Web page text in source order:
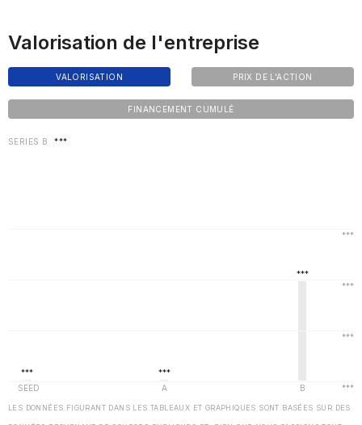
Valorisation de l'entreprise
VALORISATION PRIX DE L'ACTION
FINANCEMENT CUMULÉ
SERIES B ***
LES DONNÉES FIGURANT DANS LES TABLEAUX ET GRAPHIQUES SONT BASÉES SUR DES